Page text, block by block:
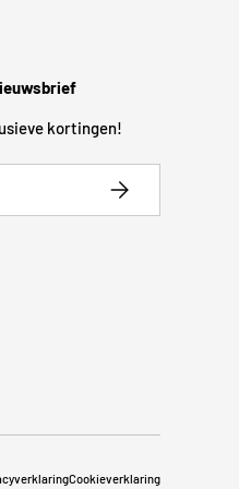
kortingen!
Abonneer
Cookieverklaring